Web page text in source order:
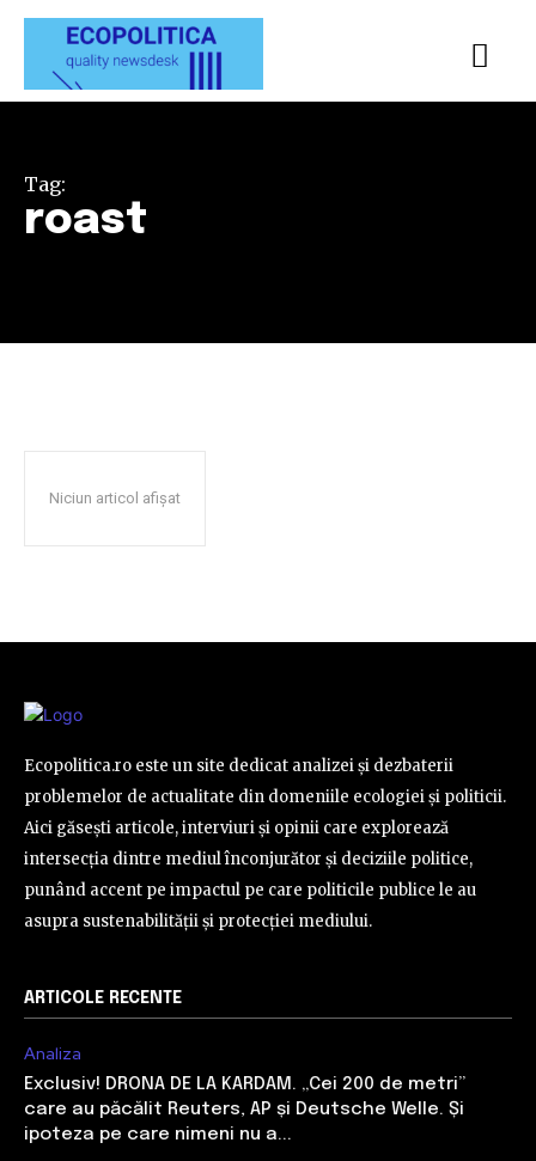
Tag:
roast
Niciun articol afișat
Ecopolitica.ro este un site dedicat analizei și dezbaterii
problemelor de actualitate din domeniile ecologiei și politicii.
Aici găsești articole, interviuri și opinii care explorează
intersecția dintre mediul înconjurător și deciziile politice,
punând accent pe impactul pe care politicile publice le au
asupra sustenabilității și protecției mediului.
ARTICOLE RECENTE
Analiza
Exclusiv! DRONA DE LA KARDAM. „Cei 200 de metri”
care au păcălit Reuters, AP și Deutsche Welle. Și
ipoteza pe care nimeni nu a...